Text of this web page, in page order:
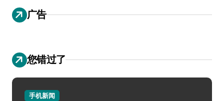
广告
您错过了
手机新闻